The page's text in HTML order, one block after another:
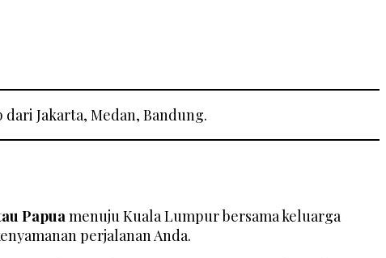
Jakarta, Medan, Bandung.
Papua menuju Kuala Lumpur bersama keluarga
perjalanan Anda.